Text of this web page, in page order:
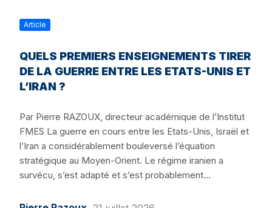
Article
QUELS PREMIERS ENSEIGNEMENTS TIRER
DE LA GUERRE ENTRE LES ETATS-UNIS ET
L’IRAN ?
Par Pierre RAZOUX, directeur académique de l’Institut
FMES La guerre en cours entre les Etats-Unis, Israël et
l’Iran a considérablement bouleversé l’équation
stratégique au Moyen-Orient. Le régime iranien a
survécu, s’est adapté et s’est probablement...